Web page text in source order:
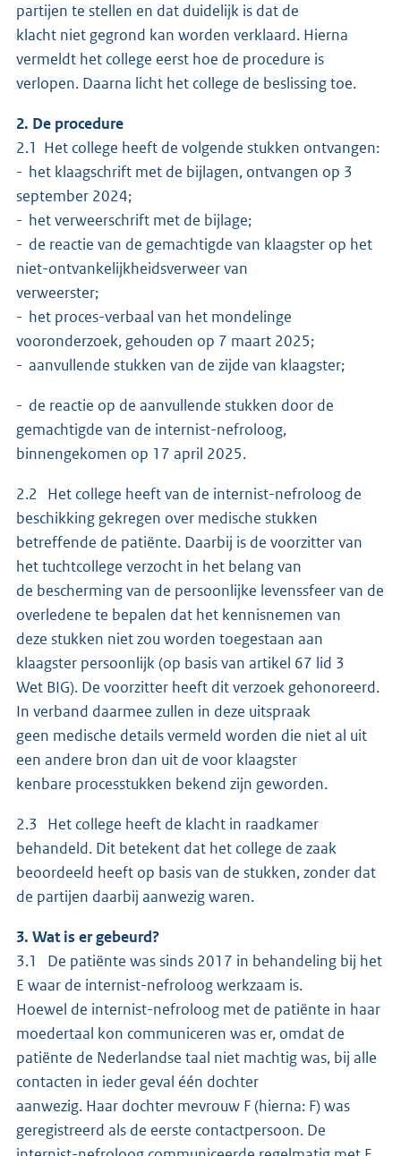
partijen te stellen en dat duidelijk is dat de
klacht niet gegrond kan worden verklaard. Hierna
vermeldt het college eerst hoe de procedure is
verlopen. Daarna licht het college de beslissing toe.
2. De procedure
2.1 Het college heeft de volgende stukken ontvangen:
- het klaagschrift met de bijlagen, ontvangen op 3
september 2024;
- het verweerschrift met de bijlage;
- de reactie van de gemachtigde van klaagster op het
niet-ontvankelijkheidsverweer van
verweerster;
- het proces-verbaal van het mondelinge
vooronderzoek, gehouden op 7 maart 2025;
- aanvullende stukken van de zijde van klaagster;
- de reactie op de aanvullende stukken door de
gemachtigde van de internist-nefroloog,
binnengekomen op 17 april 2025.
2.2 Het college heeft van de internist-nefroloog de
beschikking gekregen over medische stukken
betreffende de patiënte. Daarbij is de voorzitter van
het tuchtcollege verzocht in het belang van
de bescherming van de persoonlijke levenssfeer van de
overledene te bepalen dat het kennisnemen van
deze stukken niet zou worden toegestaan aan
klaagster persoonlijk (op basis van artikel 67 lid 3
Wet BIG). De voorzitter heeft dit verzoek gehonoreerd.
In verband daarmee zullen in deze uitspraak
geen medische details vermeld worden die niet al uit
een andere bron dan uit de voor klaagster
kenbare processtukken bekend zijn geworden.
2.3 Het college heeft de klacht in raadkamer
behandeld. Dit betekent dat het college de zaak
beoordeeld heeft op basis van de stukken, zonder dat
de partijen daarbij aanwezig waren.
3. Wat is er gebeurd?
3.1 De patiënte was sinds 2017 in behandeling bij het
E waar de internist-nefroloog werkzaam is.
Hoewel de internist-nefroloog met de patiënte in haar
moedertaal kon communiceren was er, omdat de
patiënte de Nederlandse taal niet machtig was, bij alle
contacten in ieder geval één dochter
aanwezig. Haar dochter mevrouw F (hierna: F) was
geregistreerd als de eerste contactpersoon. De